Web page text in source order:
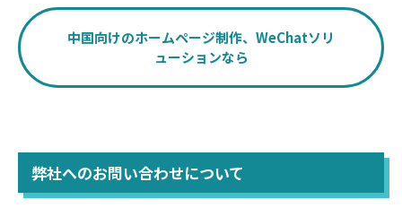
中国向けのホームページ制作、WeChatソリ
ューションなら
弊社へのお問い合わせについて